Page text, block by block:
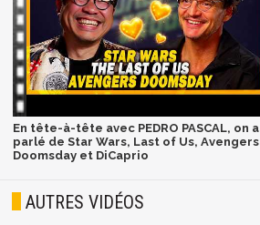
En tête-à-tête avec PEDRO PASCAL, on a
parlé de Star Wars, Last of Us, Avengers
Doomsday et DiCaprio
AUTRES VIDÉOS